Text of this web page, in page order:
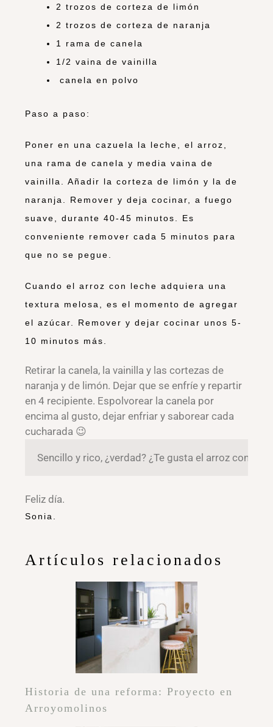
2 trozos de corteza de limón
2 trozos de corteza de naranja
1 rama de canela
1/2 vaina de vainilla
canela en polvo
Paso a paso:
Poner en una cazuela la leche, el arroz,
una rama de canela y media vaina de
vainilla. Añadir la corteza de limón y la de
naranja. Remover y deja cocinar, a fuego
suave, durante 40-45 minutos. Es
conveniente remover cada 5 minutos para
que no se pegue.
Cuando el arroz con leche adquiera una
textura melosa, es el momento de agregar
el azúcar. Remover y dejar cocinar unos 5-
10 minutos más.
Retirar la canela, la vainilla y las cortezas de
naranja y de limón. Dejar que se enfríe y repartir
en 4 recipiente. Espolvorear la canela por
encima al gusto, dejar enfriar y saborear cada
cucharada 😉
Sencillo y rico, ¿verdad? ¿Te gusta el arroz con
Feliz día.
Sonia.
Artículos relacionados
Historia de una reforma: Proyecto en
Arroyomolinos